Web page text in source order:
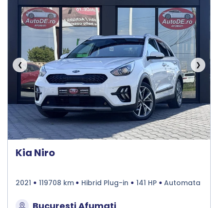
❮ ❯
Kia Niro
2021 119708 km Hibrid Plug-in 141 HP Automata